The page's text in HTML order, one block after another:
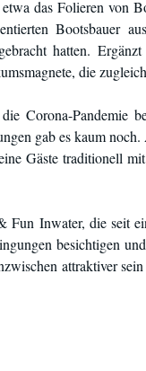
das Folieren von
Bootsbauer
hatten.
die
Corona-Pandemie
gab es kaum
Gäste traditionell
Inwater, die seit
besichtigen
attraktiver